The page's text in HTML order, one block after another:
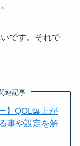
です。それで
連記事
】QOL爆上が
事や設定を解